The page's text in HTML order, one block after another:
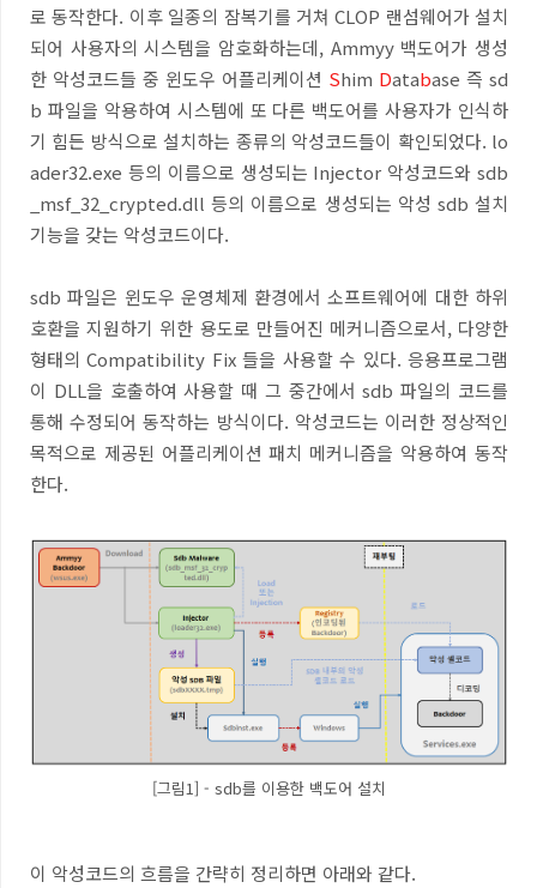
로 동작한다. 이후 일종의 잠복기를 거쳐CLOP 랜섬웨어가 설치
되어 사용자의 시스템을 암호화하는데, Ammyy 백도어가 생성
한 악성코드들 중 윈도우 어플리케이션 Shim Database 즉 sd
b 파일을 악용하여 시스템에 또 다른 백도어를 사용자가 인식하
기 힘든 방식으로 설치하는 종류의 악성코드들이 확인되었다. lo
ader32.exe 등의 이름으로 생성되는 Injector 악성코드와sdb
_msf_32_crypted.dll등의 이름으로 생성되는 악성 sdb설치
기능을 갖는 악성코드이다.
sdb파일은 윈도우 운영체제 환경에서 소프트웨어에 대한 하위
호환을 지원하기 위한 용도로 만들어진 메커니즘으로서, 다양한
형태의Compatibility Fix들을 사용할 수 있다.응용프로그램
이 DLL을 호출하여 사용할 때 그 중간에서sdb파일의 코드를
통해 수정되어 동작하는 방식이다. 악성코드는 이러한 정상적인
목적으로 제공된 어플리케이션 패치 메커니즘을 악용하여 동작
한다.
[그림1] - sdb를 이용한 백도어 설치
이 악성코드의 흐름을 간략히 정리하면 아래와 같다.